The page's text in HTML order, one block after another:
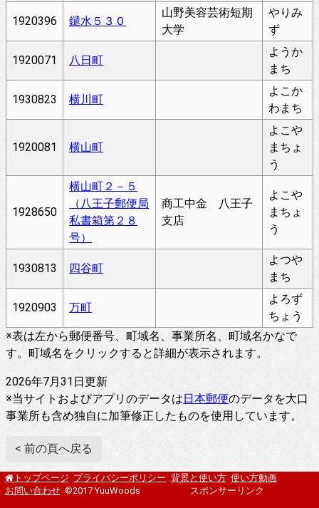
1920396 鑓水５３０
山野美容芸術短期
大学
やりみ
ず
1920071 八日町
ようか
まち
1930823 横川町
よこか
わまち
1920081 横山町
よこや
まちょ
う
1928650
横山町２－５
（八王子郵便局
私書箱第２８
号）
商工中金 八王子
支店
よこや
まちょ
う
1930813 四谷町
よつや
まち
1920903 万町
よろず
ちょう
※表は左から郵便番号、町域名、事業所名、町域名かなで
す。町域名をクリックすると詳細が表示されます。
2026年7月31日更新
※当サイトおよびアプリのデータは日本郵便のデータを大口
事業所も含め独自に加筆修正したものを使用しています。
< 前の頁へ戻る
トップページ プライバシーポリシー 背景と使い方 使い方動画
お問い合わせ ©2017 YuuWoods スポンサーリンク